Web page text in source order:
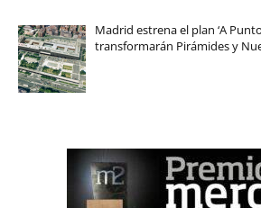
Madrid estrena el plan ‘A
transformarán Pirámides y